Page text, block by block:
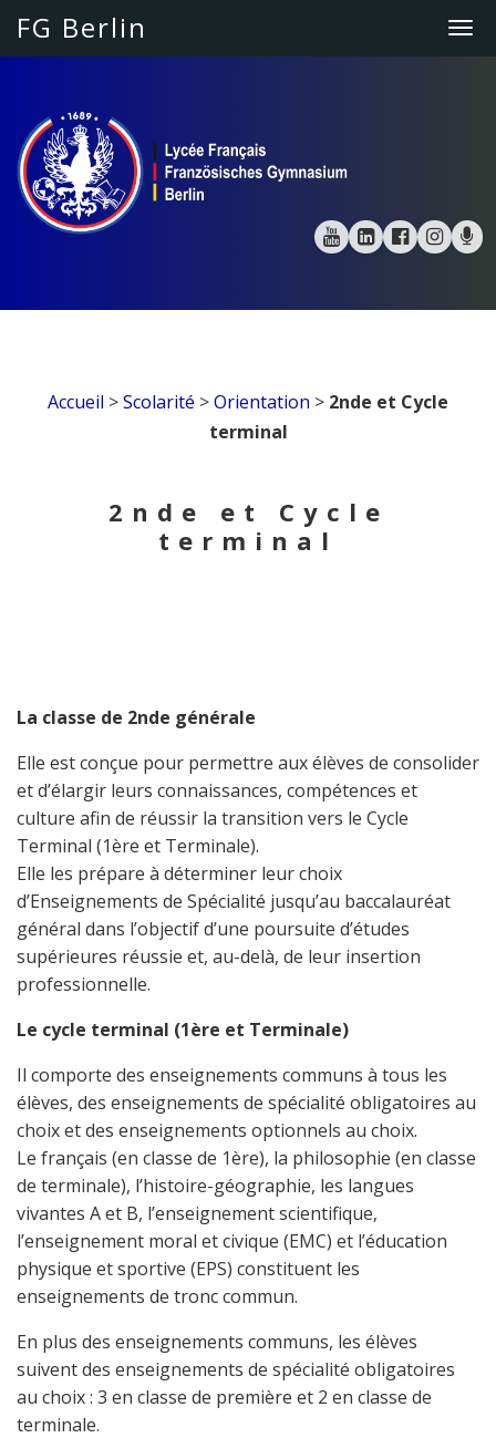
FG Berlin
Accueil >Scolarité >Orientation > 2nde et Cycle
terminal
2nde et Cycle
terminal
La classe de 2nde générale
Elle est conçue pour permettre aux élèves de consolider
et d’élargir leurs connaissances, compétences et
culture afin de réussir la transition vers le Cycle
Terminal (1ère et Terminale).
Elle les prépare à déterminer leur choix
d’Enseignements de Spécialité jusqu’au baccalauréat
général dans l’objectif d’une poursuite d’études
supérieures réussie et, au-delà, de leur insertion
professionnelle.
Le cycle terminal (1ère et Terminale)
Il comporte des enseignements communs à tous les
élèves, des enseignements de spécialité obligatoires au
choix et des enseignements optionnels au choix.
Le français (en classe de 1ère), la philosophie (en classe
de terminale), l’histoire-géographie, les langues
vivantes A et B, l’enseignement scientifique,
l’enseignement moral et civique (EMC) et l’éducation
physique et sportive (EPS) constituent les
enseignements de tronc commun.
En plus des enseignements communs, les élèves
suivent des enseignements de spécialité obligatoires
au choix : 3 en classe de première et 2 en classe de
terminale.